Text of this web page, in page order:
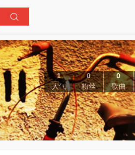
1
人气
0
粉丝
0
歌曲